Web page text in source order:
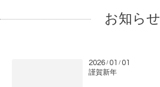
お知らせ
2026 / 01 / 01
謹賀新年